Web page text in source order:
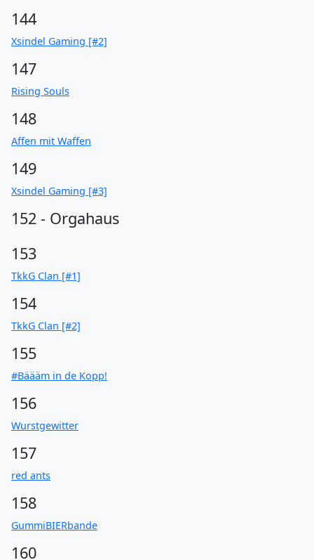
144
Xsindel Gaming [#2]
147
Rising Souls
148
Affen mit Waffen
149
Xsindel Gaming [#3]
152 - Orgahaus
153
TkkG Clan [#1]
154
TkkG Clan [#2]
155
#Bäääm in de Kopp!
156
Wurstgewitter
157
red ants
158
GummiBIERbande
160